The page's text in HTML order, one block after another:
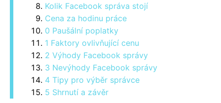
Kolik Facebook správa stojí
Cena za hodinu práce
0 Paušální poplatky
1 Faktory ovlivňující cenu
2 Výhody Facebook správy
3 Nevýhody Facebook správy
4 Tipy pro výběr správce
5 Shrnutí a závěr